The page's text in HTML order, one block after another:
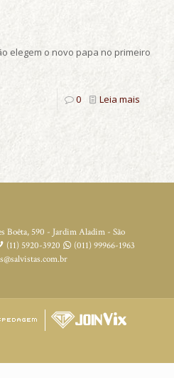
elegem o novo papa no primeiro
0 Leia mais
Boêta, 590 - Jardim Aladim - São
(11) 5920-3920
(011) 99966-1963